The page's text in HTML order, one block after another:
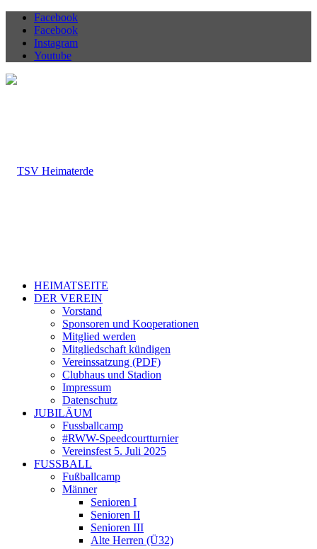
Facebook
Facebook
Instagram
Youtube
HEIMATSEITE
DER VEREIN
Vorstand
Sponsoren und Kooperationen
Mitglied werden
Mitgliedschaft kündigen
Vereinssatzung (PDF)
Clubhaus und Stadion
Impressum
Datenschutz
JUBILÄUM
Fussballcamp
#RWW-Speedcourtturnier
Vereinsfest 5. Juli 2025
FUSSBALL
Fußballcamp
Männer
Senioren I
Senioren II
Senioren III
Alte Herren (Ü32)